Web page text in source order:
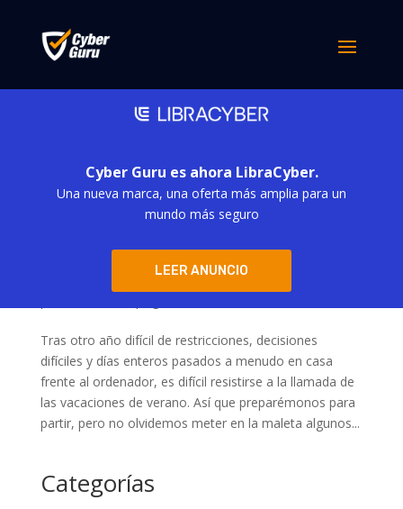
Cyber Guru es ahora LibraCyber.
Una nueva marca, una oferta más amplia para un
mundo más seguro
LEER ANUNCIO
Cyber Card #24 – Este verano evitemos el
Tras otro año difícil de restricciones, decisiones
difíciles y días enteros pasados a menudo en casa
frente al ordenador, es difícil resistirse a la llamada de
las vacaciones de verano. Así que preparémonos para
partir, pero no olvidemos meter en la maleta algunos...
Categorías